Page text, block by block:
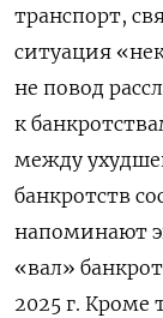
транспорт,
ситуация
не повод
к
между
банкротств
напоминают
«вал»
2025 г. Кроме